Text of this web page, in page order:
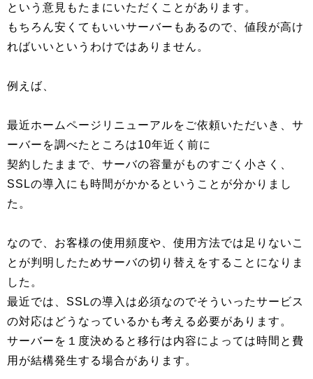
という意見もたまにいただくことがあります。
もちろん安くてもいいサーバーもあるので、値段が高け
ればいいというわけではありません。
例えば、
最近ホームページリニューアルをご依頼いただいき、サ
ーバーを調べたところは10年近く前に
契約したままで、サーバの容量がものすごく小さく、
SSLの導入にも時間がかかるということが分かりまし
た。
なので、お客様の使用頻度や、使用方法では足りないこ
とが判明したためサーバの切り替えをすることになりま
した。
最近では、SSLの導入は必須なのでそういったサービス
の対応はどうなっているかも考える必要があります。
サーバーを１度決めると移行は内容によっては時間と費
用が結構発生する場合があります。